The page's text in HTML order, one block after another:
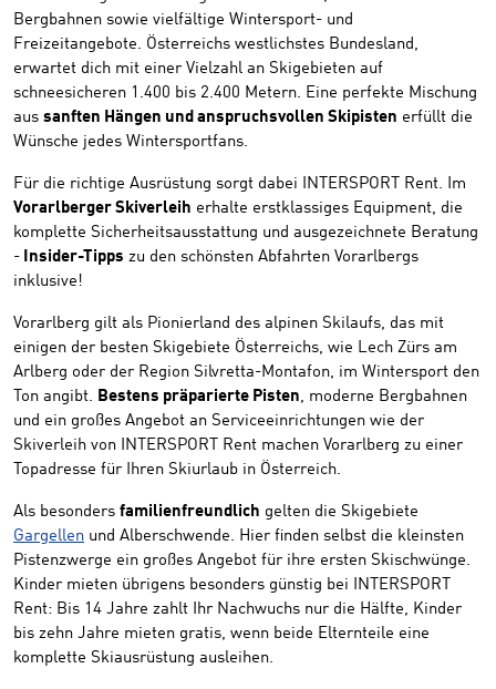
Bergbahnen sowie vielfältige Wintersport- und
Freizeitangebote. Österreichs westlichstes Bundesland,
erwartet dich mit einer Vielzahl an Skigebieten auf
schneesicheren 1.400 bis 2.400 Metern. Eine perfekte Mischung
aus sanften Hängen und anspruchsvollen Skipisten erfüllt die
Wünsche jedes Wintersportfans.
Für die richtige Ausrüstung sorgt dabei INTERSPORT Rent. Im
Vorarlberger Skiverleih erhalte erstklassiges Equipment, die
komplette Sicherheitsausstattung und ausgezeichnete Beratung
- Insider-Tipps zu den schönsten Abfahrten Vorarlbergs
inklusive!
Vorarlberg gilt als Pionierland des alpinen Skilaufs, das mit
einigen der besten Skigebiete Österreichs, wie Lech Zürs am
Arlberg oder der Region Silvretta-Montafon, im Wintersport den
Ton angibt. Bestens präparierte Pisten, moderne Bergbahnen
und ein großes Angebot an Serviceeinrichtungen wie der
Skiverleih von INTERSPORT Rent machen Vorarlberg zu einer
Topadresse für Ihren Skiurlaub in Österreich.
Als besonders familienfreundlich gelten die Skigebiete
Gargellen und Alberschwende. Hier finden selbst die kleinsten
Pistenzwerge ein großes Angebot für ihre ersten Skischwünge.
Kinder mieten übrigens besonders günstig bei INTERSPORT
Rent: Bis 14 Jahre zahlt Ihr Nachwuchs nur die Hälfte, Kinder
bis zehn Jahre mieten gratis, wenn beide Elternteile eine
komplette Skiausrüstung ausleihen.